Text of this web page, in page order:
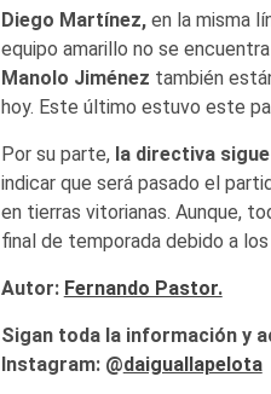
Diego Martínez,en la misma
equipo amarillo no se
Manolo Jiménez también
hoy. Este último estuvo este
Por su parte,la directiva sigue
indicar que será pasado el
en tierras vitorianas. Aunque,
final de temporada debido a
Autor: Fernando Pastor.
Sigan toda la información y
Instagram: @daiguallapelota